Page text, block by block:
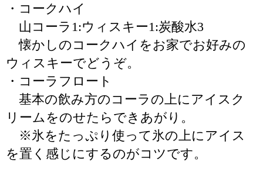
・コークハイ
山コーラ1:ウィスキー1:炭酸水3
懐かしのコークハイをお家でお好みの
ウィスキーでどうぞ。
・コーラフロート
基本の飲み方のコーラの上にアイスク
リームをのせたらできあがり。
※氷をたっぷり使って氷の上にアイス
を置く感じにするのがコツです。